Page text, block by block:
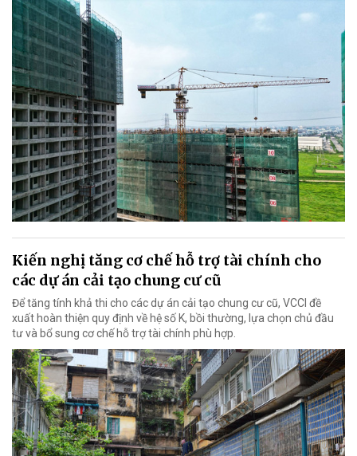
Kiến nghị tăng cơ chế hỗ trợ tài chính cho
các dự án cải tạo chung cư cũ
Để tăng tính khả thi cho các dự án cải tạo chung cư cũ, VCCI đề
xuất hoàn thiện quy định về hệ số K, bồi thường, lựa chọn chủ đầu
tư và bổ sung cơ chế hỗ trợ tài chính phù hợp.